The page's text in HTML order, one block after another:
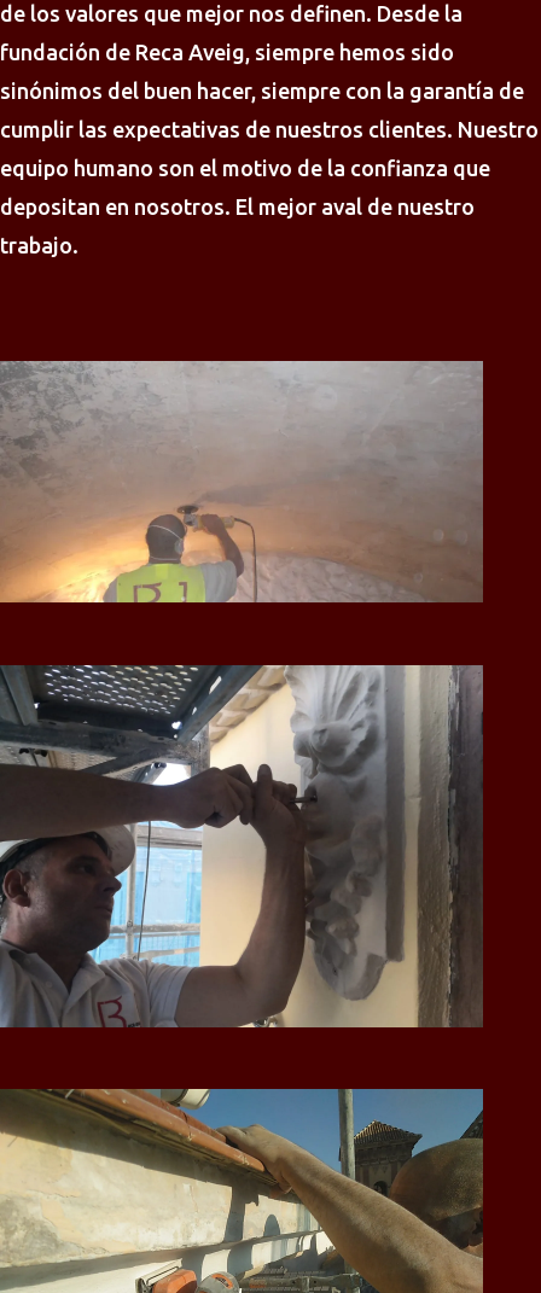
de los valores que mejor nos definen. Desde la
fundación de Reca Aveig, siempre hemos sido
sinónimos del buen hacer, siempre con la garantía de
cumplir las expectativas de nuestros clientes. Nuestro
equipo humano son el motivo de la confianza que
depositan en nosotros. El mejor aval de nuestro
trabajo.